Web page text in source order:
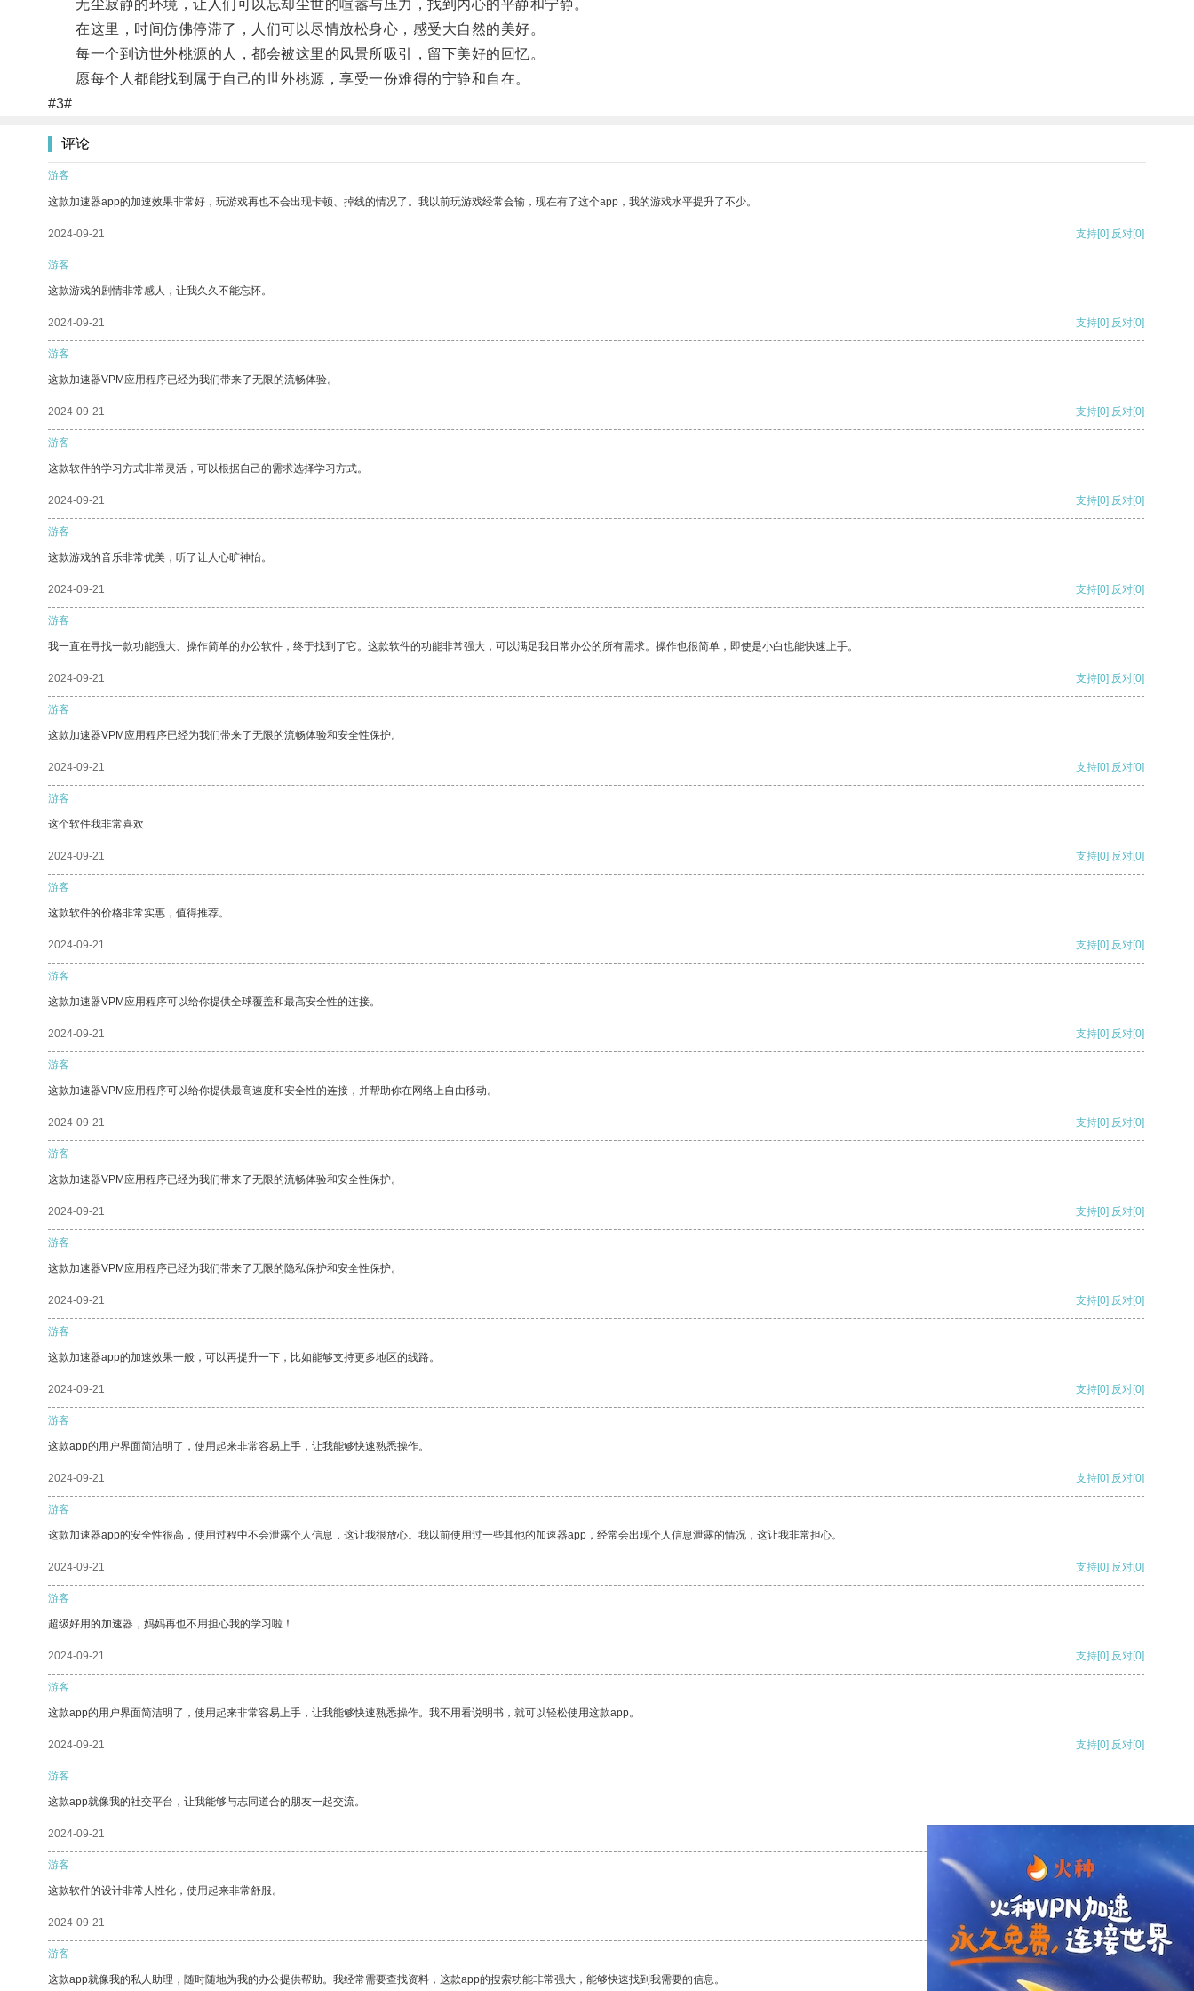
无尘寂静的环境，让人们可以忘却尘世的喧嚣与压力，找到内心的平静和宁静。
在这里，时间仿佛停滞了，人们可以尽情放松身心，感受大自然的美好。
每一个到访世外桃源的人，都会被这里的风景所吸引，留下美好的回忆。
愿每个人都能找到属于自己的世外桃源，享受一份难得的宁静和自在。
#3#
评论
游客
这款加速器app的加速效果非常好，玩游戏再也不会出现卡顿、掉线的情况了。我以前玩游戏经常会输，现在有了这个app，我的游戏水平提升了不少。
2024-09-21 支持[0] 反对[0]
游客
这款游戏的剧情非常感人，让我久久不能忘怀。
2024-09-21 支持[0] 反对[0]
游客
这款加速器VPM应用程序已经为我们带来了无限的流畅体验。
2024-09-21 支持[0] 反对[0]
游客
这款软件的学习方式非常灵活，可以根据自己的需求选择学习方式。
2024-09-21 支持[0] 反对[0]
游客
这款游戏的音乐非常优美，听了让人心旷神怡。
2024-09-21 支持[0] 反对[0]
游客
我一直在寻找一款功能强大、操作简单的办公软件，终于找到了它。这款软件的功能非常强大，可以满足我日常办公的所有需求。操作也很简单，即使是小白也能快速上手。
2024-09-21 支持[0] 反对[0]
游客
这款加速器VPM应用程序已经为我们带来了无限的流畅体验和安全性保护。
2024-09-21 支持[0] 反对[0]
游客
这个软件我非常喜欢
2024-09-21 支持[0] 反对[0]
游客
这款软件的价格非常实惠，值得推荐。
2024-09-21 支持[0] 反对[0]
游客
这款加速器VPM应用程序可以给你提供全球覆盖和最高安全性的连接。
2024-09-21 支持[0] 反对[0]
游客
这款加速器VPM应用程序可以给你提供最高速度和安全性的连接，并帮助你在网络上自由移动。
2024-09-21 支持[0] 反对[0]
游客
这款加速器VPM应用程序已经为我们带来了无限的流畅体验和安全性保护。
2024-09-21 支持[0] 反对[0]
游客
这款加速器VPM应用程序已经为我们带来了无限的隐私保护和安全性保护。
2024-09-21 支持[0] 反对[0]
游客
这款加速器app的加速效果一般，可以再提升一下，比如能够支持更多地区的线路。
2024-09-21 支持[0] 反对[0]
游客
这款app的用户界面简洁明了，使用起来非常容易上手，让我能够快速熟悉操作。
2024-09-21 支持[0] 反对[0]
游客
这款加速器app的安全性很高，使用过程中不会泄露个人信息，这让我很放心。我以前使用过一些其他的加速器app，经常会出现个人信息泄露的情况，这让我非常担心。
2024-09-21 支持[0] 反对[0]
游客
超级好用的加速器，妈妈再也不用担心我的学习啦！
2024-09-21 支持[0] 反对[0]
游客
这款app的用户界面简洁明了，使用起来非常容易上手，让我能够快速熟悉操作。我不用看说明书，就可以轻松使用这款app。
2024-09-21 支持[0] 反对[0]
游客
这款app就像我的社交平台，让我能够与志同道合的朋友一起交流。
2024-09-21
游客
这款软件的设计非常人性化，使用起来非常舒服。
2024-09-21 支持 [0] 反对 [0]
游客
这款app就像我的私人助理，随时随地为我的办公提供帮助。我经常需要查找资料，这款app的搜索功能非常强大，能够快速找到我需要的信息。